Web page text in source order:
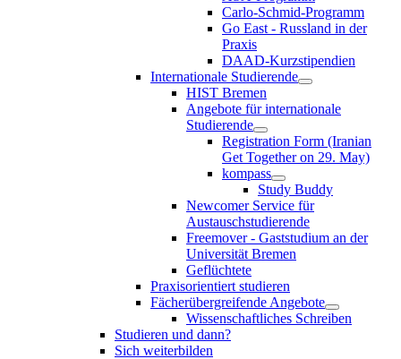
Carlo-Schmid-Programm
Go East - Russland in der
Praxis
DAAD-Kurzstipendien
Internationale Studierende
HIST Bremen
Angebote für internationale
Studierende
Registration Form (Iranian
Get Together on 29. May)
kompass
Study Buddy
Newcomer Service für
Austauschstudierende
Freemover - Gaststudium an der
Universität Bremen
Geflüchtete
Praxisorientiert studieren
Fächerübergreifende Angebote
Wissenschaftliches Schreiben
Studieren und dann?
Sich weiterbilden